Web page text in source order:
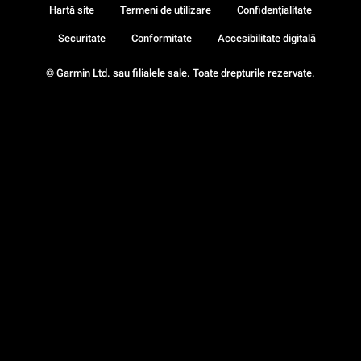
© Garmin Ltd. sau filialele sale. Toate drepturile rezervate.
Hartă site Termeni de utilizare Confidenţialitate
Securitate Conformitate Accesibilitate digitală